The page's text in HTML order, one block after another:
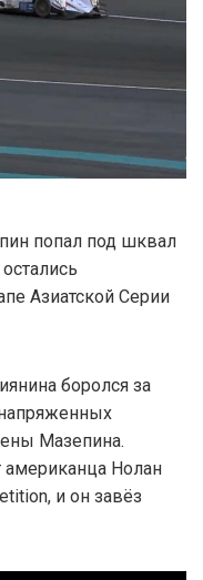
попал под шквал
Азиатской Серии
боролся за
Мазепина.
американца Нолан
и он завёз